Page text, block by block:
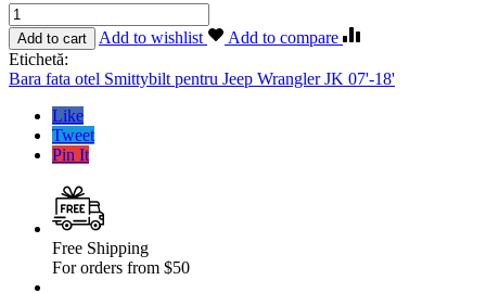
Cantitate
Bara
fata
otel
Smittybilt
Wrangler
Add to cart Add to wishlist
Add to compare
Etichetă:
Bara fata otel Smittybilt pentru Jeep Wrangler JK 07'-18'
Like
Tweet
Pin It
Free Shipping
For orders from $50